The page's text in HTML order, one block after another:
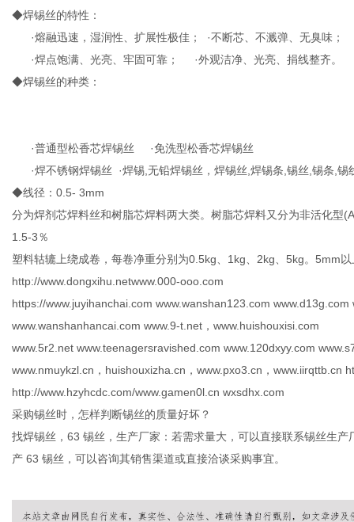
◆焊锡丝的特性：
·熔融迅速，湿润性、扩展性极佳； ·不断芯、不溅弹、无臭味；
·焊点饱满、光亮、牢固可靠； ·外观洁净、光亮、捐线整齐。
◆焊锡丝的种类：
·普通型松香芯焊锡丝 ·免洗型松香芯焊锡丝
·焊不锈钢焊锡丝 ·焊锡,无铅焊锡丝，焊锡丝,焊锡条,锡丝,锡条,锡
◆线径：0.5- 3mm
分为焊剂芯焊料丝和树脂芯焊料两大类。树脂芯焊料又分为非活化型
1.5-3％
塑料轱辘上绕成卷，每卷净重分别为0.5kg、1kg、2kg、5kg。5mm
http://www.dongxihu.netwww.000-ooo.com
https://www.juyihanchai.com www.wanshan123.com
www.wanshanhancai.com www.9-t.net，www.huishouxisi.com
www.5r2.net www.teenagersravished.com www.120dxyy.com
www.nmuykzl.cn，huishouxizha.cn，www.pxo3.cn，www.iirqttb.cn
http://www.hzyhcdc.com/www.gamen0l.cn wxsdhx.com
采购锡丝时，怎样判断锡丝的质量好坏？
找焊锡丝，63 锡丝，生产厂家：若需求量大，可以直接联系锡丝生
产 63 锡丝，可以咨询其销售渠道或直接洽谈采购事宜。